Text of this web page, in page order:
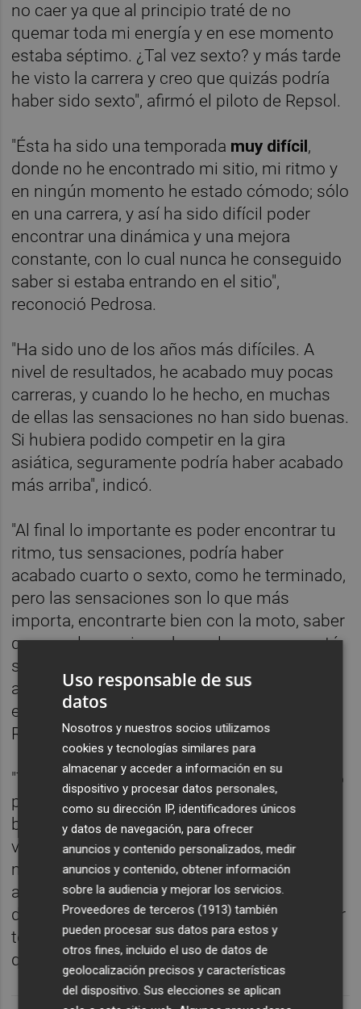
no caer ya que al principio traté de no
quemar toda mi energía y en ese momento
estaba séptimo. ¿Tal vez sexto? y más tarde
he visto la carrera y creo que quizás podría
haber sido sexto", afirmó el piloto de Repsol.
"Ésta ha sido una temporada muy difícil ,
donde no he encontrado mi sitio, mi ritmo y
en ningún momento he estado cómodo; sólo
en una carrera, y así ha sido difícil poder
encontrar una dinámica y una mejora
constante, con lo cual nunca he conseguido
saber si estaba entrando en el sitio",
reconoció Pedrosa.
"Ha sido uno de los años más difíciles. A
nivel de resultados, he acabado muy pocas
carreras, y cuando lo he hecho, en muchas
de ellas las sensaciones no han sido buenas.
Si hubiera podido competir en la gira
asiática, seguramente podría haber acabado
más arriba", indicó.
"Al final lo importante es poder encontrar tu
ritmo, tus sensaciones, podría haber
acabado cuarto o sexto, como he terminado,
pero las sensaciones son lo que más
importa, encontrarte bien con la moto, saber
que puedes aspirar a hacer las cosas que tú
sabes hacer encima de la moto y en ese
aspecto ha sido muy difícil y se ha reflejado
en los resultados", explicó el piloto de
Repsol.
"Tenemos que trabajar en el aspecto técnico
para
mejorar el rendimientoya que a veces
basta un ajuste pequeño que no estás
viendo y todo cambia como por arte de
magia, no es una ciencia exacta pero este
año no he conseguido dar ese 'click' y ello te
demuestra que hay oportunidad de aprender
todos los años y basta tener la actitud para
quererlo", manifestó Pedrosa.
Uso responsable de sus
datos
Nosotros y nuestros socios utilizamos
cookies y tecnologías similares para
almacenar y acceder a información en su
dispositivo y procesar datos personales,
como su dirección IP, identificadores únicos
y datos de navegación, para ofrecer
anuncios y contenido personalizados, medir
anuncios y contenido, obtener información
sobre la audiencia y mejorar los servicios.
Proveedores de terceros (1913) también
pueden procesar sus datos para estos y
otros fines, incluido el uso de datos de
geolocalización precisos y características
del dispositivo. Sus elecciones se aplican